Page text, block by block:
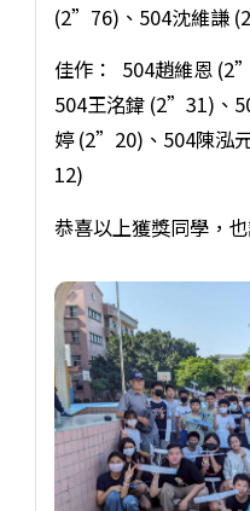
(2”76)、504沈維謙
佳作： 504趙維恩
504王洺鍏 (2”31)、
婷 (2”20)、504陳泓
12)
恭喜以上獲獎同學，